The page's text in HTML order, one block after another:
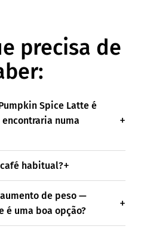
precisa de
Spice Latte é
numa
habitual?
de peso —
é uma boa opção?